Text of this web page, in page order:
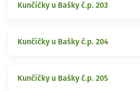
Kunčičky u Bašky č.p. 203
Kunčičky u Bašky č.p. 204
Kunčičky u Bašky č.p. 205